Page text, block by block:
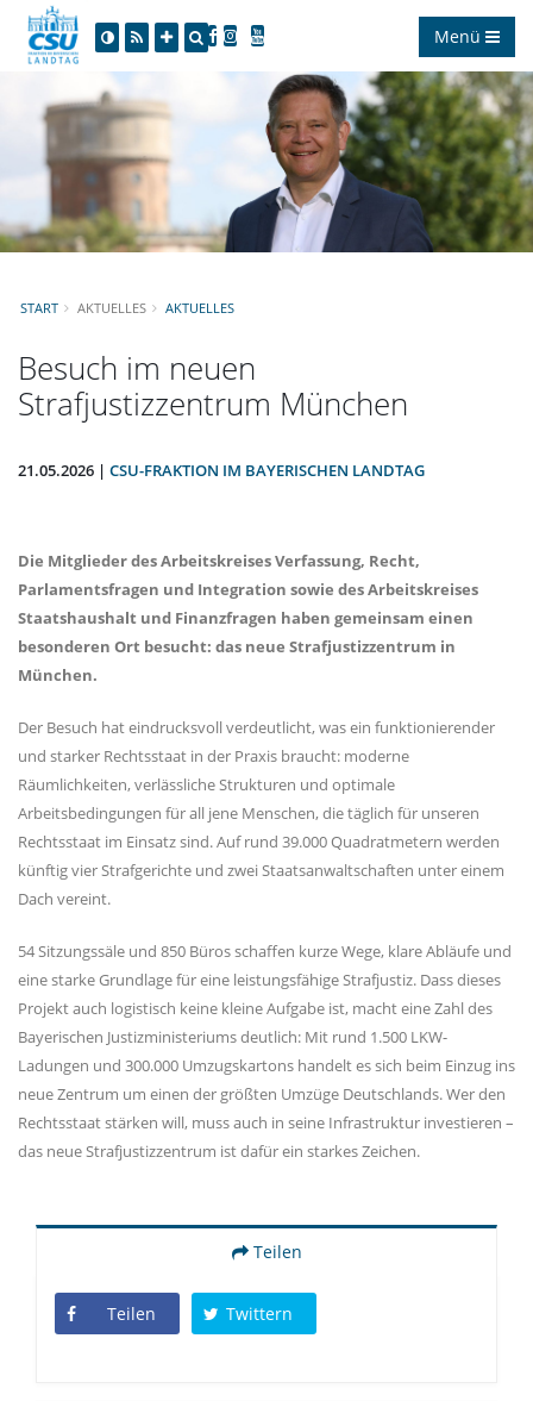
Menü
START AKTUELLES AKTUELLES
Besuch im neuen
Strafjustizzentrum München
21.05.2026 | CSU-FRAKTION IM BAYERISCHEN LANDTAG
Die Mitglieder des Arbeitskreises Verfassung, Recht,
Parlamentsfragen und Integration sowie des Arbeitskreises
Staatshaushalt und Finanzfragen haben gemeinsam einen
besonderen Ort besucht: das neue Strafjustizzentrum in
München.
Der Besuch hat eindrucksvoll verdeutlicht, was ein funktionierender
und starker Rechtsstaat in der Praxis braucht: moderne
Räumlichkeiten, verlässliche Strukturen und optimale
Arbeitsbedingungen für all jene Menschen, die täglich für unseren
Rechtsstaat im Einsatz sind. Auf rund 39.000 Quadratmetern werden
künftig vier Strafgerichte und zwei Staatsanwaltschaften unter einem
Dach vereint.
54 Sitzungssäle und 850 Büros schaffen kurze Wege, klare Abläufe und
eine starke Grundlage für eine leistungsfähige Strafjustiz. Dass dieses
Projekt auch logistisch keine kleine Aufgabe ist, macht eine Zahl des
Bayerischen Justizministeriums deutlich: Mit rund 1.500 LKW-
Ladungen und 300.000 Umzugskartons handelt es sich beim Einzug ins
neue Zentrum um einen der größten Umzüge Deutschlands. Wer den
Rechtsstaat stärken will, muss auch in seine Infrastruktur investieren –
das neue Strafjustizzentrum ist dafür ein starkes Zeichen.
Teilen
Teilen Twittern